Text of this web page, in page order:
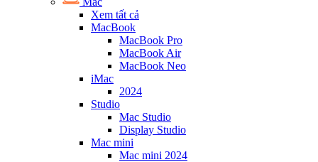
Xem tất cả
MacBook
MacBook Pro
MacBook Air
MacBook Neo
iMac
2024
Studio
Mac Studio
Display Studio
Mac mini
Mac mini 2024